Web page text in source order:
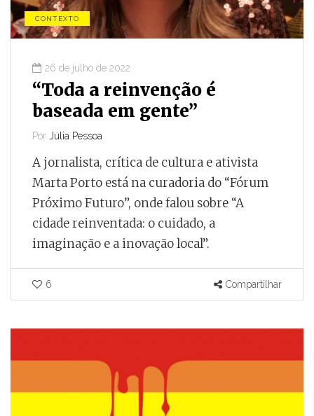
CONTEXTO
26 de julho de 2022
“Toda a reinvenção é
baseada em gente”
Por Júlia Pessoa
A jornalista, crítica de cultura e ativista
Marta Porto está na curadoria do “Fórum
Próximo Futuro”, onde falou sobre “A
cidade reinventada: o cuidado, a
imaginação e a inovação local”.
6 Compartilhar